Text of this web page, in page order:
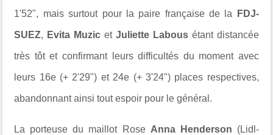
1'52", mais surtout pour la paire française de la FDJ-
SUEZ, Evita Muzic et Juliette Labousétant distancée
très tôt et confirmant leurs difficultés du moment avec
leurs 16e (+ 2'29") et 24e (+ 3'24") places respectives,
abandonnant ainsi tout espoir pour le général.
La porteuse du maillot Rose Anna Henderson (Lidl-